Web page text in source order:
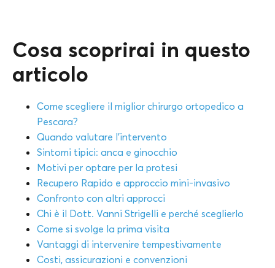
Cosa scoprirai in questo
articolo
Come scegliere il miglior chirurgo ortopedico a
Pescara?
Quando valutare l’intervento
Sintomi tipici: anca e ginocchio
Motivi per optare per la protesi
Recupero Rapido e approccio mini-invasivo
Confronto con altri approcci
Chi è il Dott. Vanni Strigelli e perché sceglierlo
Come si svolge la prima visita
Vantaggi di intervenire tempestivamente
Costi, assicurazioni e convenzioni